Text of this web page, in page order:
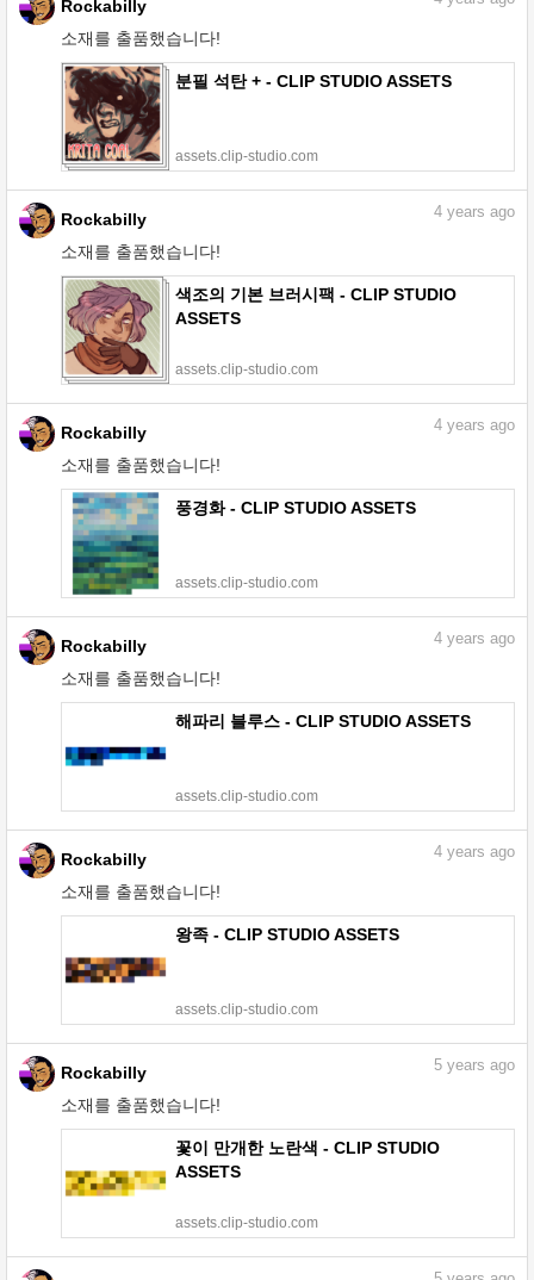
Rockabilly
소재를 출품했습니다!
분필 석탄 + - CLIP STUDIO ASSETS
assets.clip-studio.com
Rockabilly
소재를 출품했습니다!
4 years ago
색조의 기본 브러시팩 - CLIP STUDIO
ASSETS
assets.clip-studio.com
Rockabilly
소재를 출품했습니다!
4 years ago
풍경화 - CLIP STUDIO ASSETS
assets.clip-studio.com
Rockabilly
소재를 출품했습니다!
4 years ago
해파리 블루스 - CLIP STUDIO ASSETS
assets.clip-studio.com
Rockabilly
소재를 출품했습니다!
4 years ago
왕족 - CLIP STUDIO ASSETS
assets.clip-studio.com
Rockabilly
소재를 출품했습니다!
5 years ago
꽃이 만개한 노란색 - CLIP STUDIO
ASSETS
assets.clip-studio.com